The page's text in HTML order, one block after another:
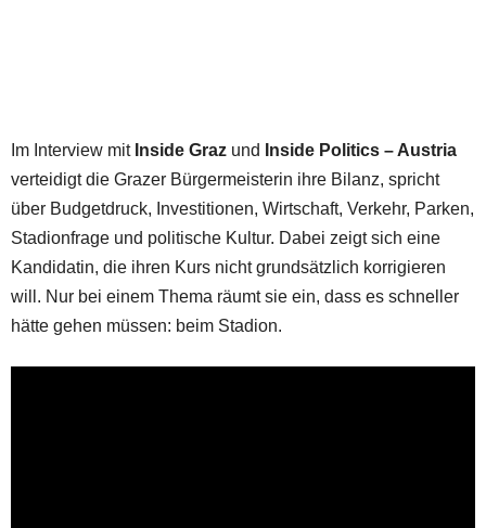
Im Interview mit Inside Graz und
Inside Politics – Austria
verteidigt die Grazer Bürgermeisterin ihre Bilanz, spricht
über Budgetdruck, Investitionen, Wirtschaft, Verkehr, Parken,
Stadionfrage und politische Kultur. Dabei zeigt sich eine
Kandidatin, die ihren Kurs nicht grundsätzlich korrigieren
will. Nur bei einem Thema räumt sie ein, dass es schneller
hätte gehen müssen: beim Stadion.